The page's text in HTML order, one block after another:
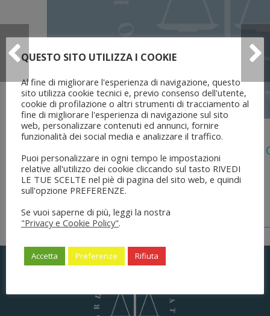
5 Agosto 2026
Legge 28 Luglio 2026 N. 137 “delega
Dell’ordinamento Forense”
QUESTO SITO UTILIZZA I COOKIE
Al fine di migliorare l'esperienza di navigazione, questo
sito utilizza cookie tecnici e, previo consenso dell'utente,
cookie di profilazione o altri strumenti di tracciamento al
fine di migliorare l'esperienza di navigazione sul sito
web, personalizzare contenuti ed annunci, fornire
funzionalità dei social media e analizzare il traffico.
Puoi personalizzare in ogni tempo le impostazioni
relative all'utilizzo dei cookie cliccando sul tasto RIVEDI
LE TUE SCELTE nel piè di pagina del sito web, e quindi
sull'opzione PREFERENZE.
Se vuoi saperne di più, leggi la nostra
"Privacy e Cookie Policy".
Accetta Preferenze Rifiuta